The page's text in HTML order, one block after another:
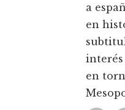
a
en
en